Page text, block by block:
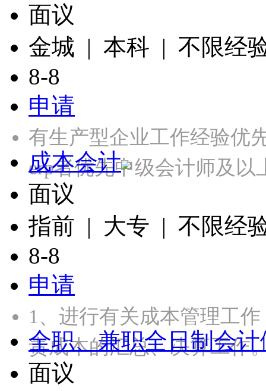
面议
金城 | 本科 | 不限经
8-8
申请
有生产型企业工作经验优
erp者优先中级会计师及
成本会计
面议
指前 | 大专 | 不限经
8-8
申请
1、进行有关成本管理工
责成本的汇总、决算工
全职、兼职全日制会
面议